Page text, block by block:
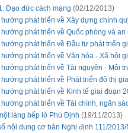
Đạo đức cách mạng (02/12/2013)
phát triển về Xây dựng chính
phát triển về Quốc phòng và
phát triển về Đầu tư phát triển
phát triển về Văn hóa - Xã hội
phát triển về Tài nguyên - Môi
phát triển về Phát triển đô thị
phát triển về Kinh tế giai đoạn
phát triển về Tài chính, ngân
làng bếp lò Phú Định (19/11/2013)
nội dung cơ bản Nghị định 111/